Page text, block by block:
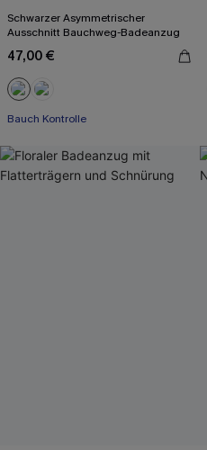
Schwarzer Asymmetrischer
Ausschnitt Bauchweg-Badeanzug
47,00 €
Mit Gratis-Maßband
Bauch Kontrolle